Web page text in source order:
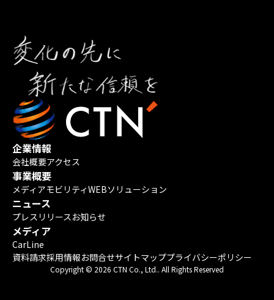
企業情報
会社概要アクセス
事業概要
メディアモビリティWEBソリューション
ニュース
プレスリリースお知らせ
メディア
CarLine
資料請求採用情報お問合せサイトマッププライバシーポリシー
Copyright © 2026 CTN Co., Ltd.. All Rights Reserved